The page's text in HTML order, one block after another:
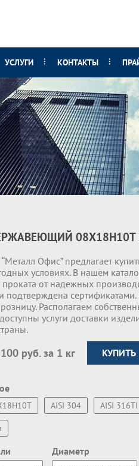
УСЛУГИ КОНТАКТЫ
08Х18Н10Т
Офис” предлагает
условиях. В нашем
проката от надежных
подтверждена
Располагаем
услуги доставки
руб. за 1 кг КУПИТЬ
AISI 304 AISI 316TI
Диаметр